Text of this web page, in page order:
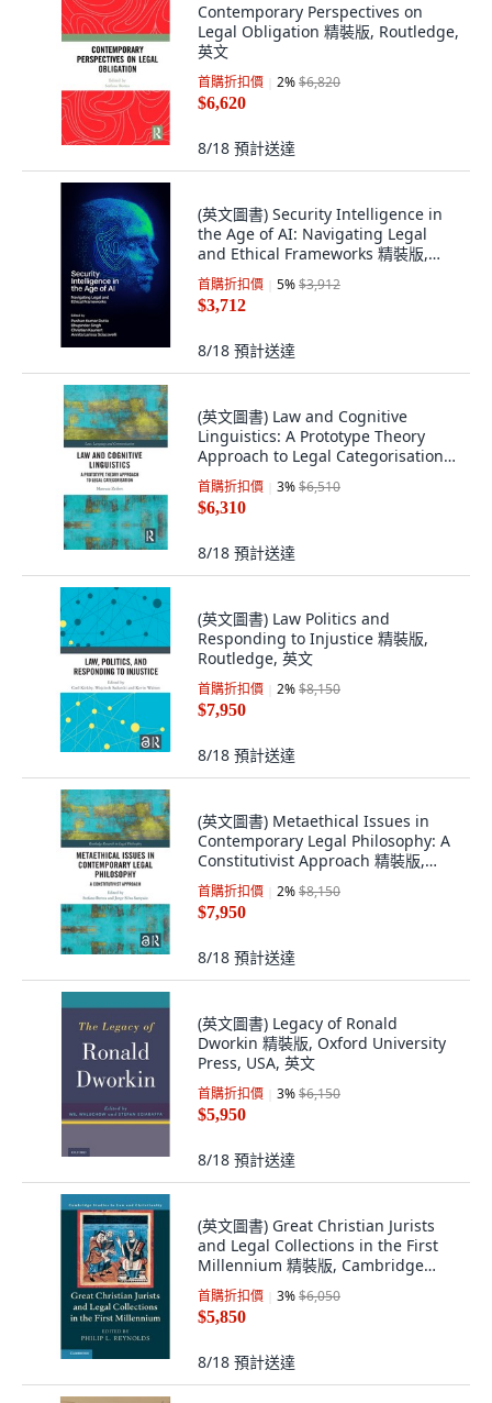
Contemporary Perspectives on
Legal Obligation 精裝版, Routledge,
英文
首購折扣價 2%$6,820
$6,620
8/18 預計送達
(英文圖書) Security Intelligence in
the Age of AI: Navigating Legal
and Ethical Frameworks 精裝版,
Emerald Publishing Limited, 英文
首購折扣價 5%$3,912
$3,712
8/18 預計送達
(英文圖書) Law and Cognitive
Linguistics: A Prototype Theory
Approach to Legal Categorisation
精裝版, Routledge, 英文
首購折扣價 3%$6,510
$6,310
8/18 預計送達
(英文圖書) Law Politics and
Responding to Injustice 精裝版,
Routledge, 英文
首購折扣價 2%$8,150
$7,950
8/18 預計送達
(英文圖書) Metaethical Issues in
Contemporary Legal Philosophy: A
Constitutivist Approach 精裝版,
Routledge, 英文
首購折扣價 2%$8,150
$7,950
8/18 預計送達
(英文圖書) Legacy of Ronald
Dworkin 精裝版, Oxford University
Press, USA, 英文
首購折扣價 3%$6,150
$5,950
8/18 預計送達
(英文圖書) Great Christian Jurists
and Legal Collections in the First
Millennium 精裝版, Cambridge
University Press, 英文
首購折扣價 3%$6,050
$5,850
8/18 預計送達